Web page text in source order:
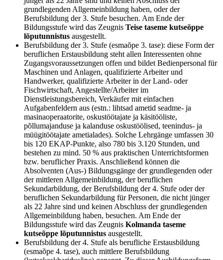
grundlegenden Allgemeinbildung haben, oder der
Berufsbildung der 3. Stufe besuchen. Am Ende der
Bildungsstufe wird das Zeugnis Teise taseme kutseõppe
lõputunnistus ausgestellt.
Berufsbildung der 3. Stufe (esmaõpe 3. tase): diese Form der
beruflichen Erstausbildung steht allen Interessenten ohne
Zugangsvoraussetzungen offen und bildet Bedienpersonal für
Maschinen und Anlagen, qualifizierte Arbeiter und
Handwerker, qualifizierte Arbeiter in der Land- oder
Fischwirtschaft, Angestellte/Arbeiter im
Dienstleistungsbereich, Verkäufer mit einfachen
Aufgabenfeldern aus (estn.: lihtsad ametid seadme- ja
masinaoperaatorite, oskustöötajate ja käsitööliste,
põllumajanduse ja kalanduse oskustöölised, teenindus- ja
müügitöötajate ametialades). Solche Lehrgänge umfassen 30
bis 120 EKAP-Punkte, also 780 bis 3.120 Stunden, und
bestehen zu mind. 50 % aus praktischen Unterrichtsformen
bzw. beruflicher Praxis. Anschließend können die
Absolventen (Aus-) Bildungsgänge der grundlegenden oder
der mittleren Allgemeinbildung, der beruflichen
Sekundarbildung, der Berufsbildung der 4. Stufe oder der
beruflichen Sekundarbildung für Personen, die nicht jünger
als 22 Jahre sind und keinen Abschluss der grundlegenden
Allgemeinbildung haben, besuchen. Am Ende der
Bildungsstufe wird das Zeugnis Kolmanda taseme
kutseõppe lõputunnistus ausgestellt.
Berufsbildung der 4. Stufe als berufliche Erstausbildung
(esmaõpe 4. tase), auch mittlere Berufsbildung